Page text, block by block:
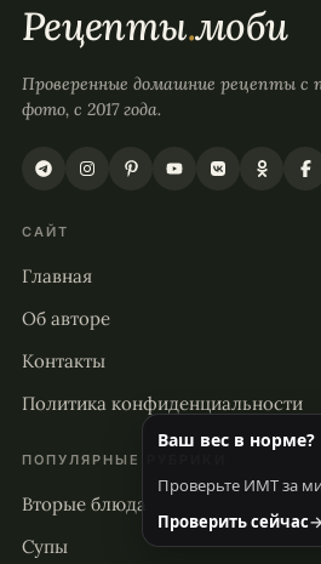
Рецепты.моби
Проверенные домашние рецепты с
фото, с 2017 года.
САЙТ
Главная
Об авторе
Контакты
Политика конфиденциальности
ПОПУЛЯРНЫЕ РУБРИКИ
Вторые блюда
Супы
Ваш вес в норме?
Проверьте ИМТ за
Проверить сейчас→